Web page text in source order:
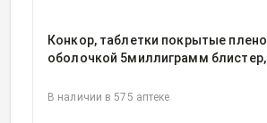
Конкор, таблетки покрытые
оболочкой 5миллиграмм блистер,
В наличии в 575 аптеке